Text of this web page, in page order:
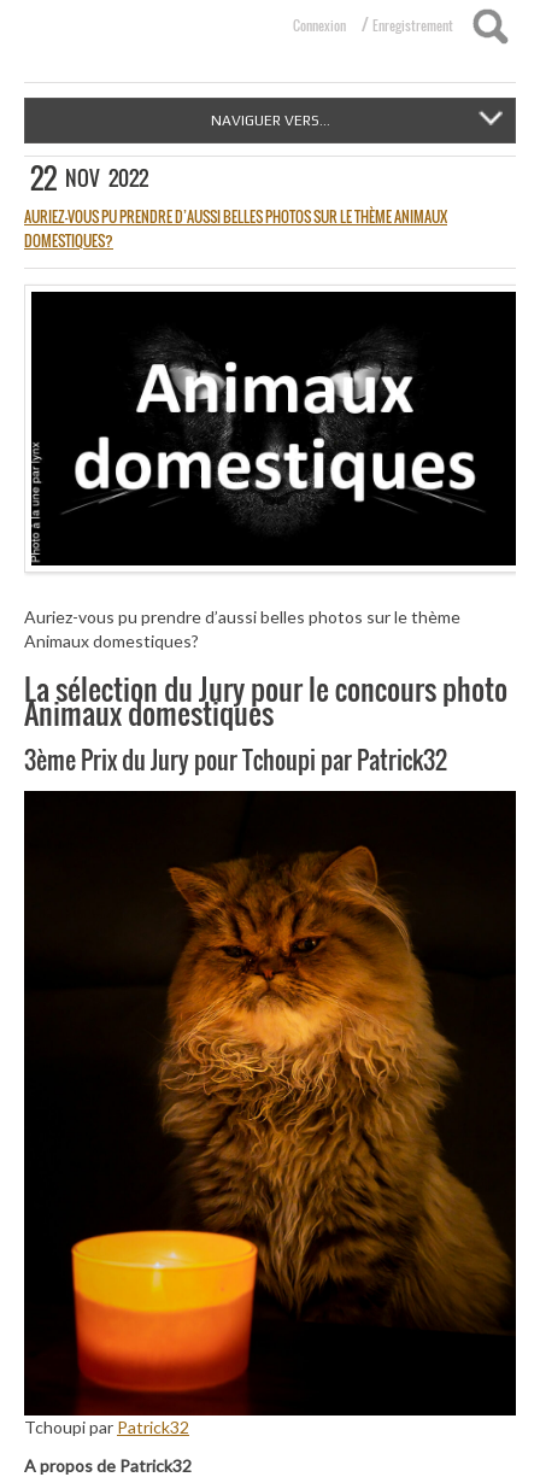
Connexion / Enregistrement
NAVIGUER VERS...
22 NOV 2022
AURIEZ-VOUS PU PRENDRE D’AUSSI BELLES PHOTOS SUR LE THÈME ANIMAUX
DOMESTIQUES?
Auriez-vous pu prendre d’aussi belles photos sur le thème
Animaux domestiques?
La sélection du Jury pour le concours photo
Animaux domestiques
3ème Prix du Jury pour Tchoupi par Patrick32
Tchoupi par Patrick32
A propos de Patrick32